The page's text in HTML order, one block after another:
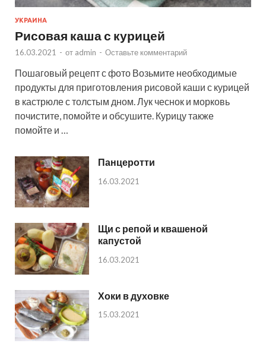
УКРАИНА
Рисовая каша с курицей
16.03.2021 - от admin - Оставьте комментарий
Пошаговый рецепт с фото Возьмите необходимые
продукты для приготовления рисовой каши с курицей
в кастрюле с толстым дном. Лук чеснок и морковь
почистите, помойте и обсушите. Курицу также
помойте и …
Панцеротти
16.03.2021
Щи с репой и квашеной
капустой
16.03.2021
Хоки в духовке
15.03.2021